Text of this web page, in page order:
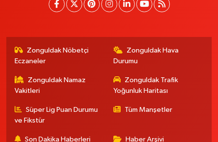
Zonguldak Nöbetçi
Eczaneler
Zonguldak Hava
Durumu
Zonguldak Namaz
Vakitleri
Zonguldak Trafik
Yoğunluk Haritası
Süper Lig Puan Durumu
ve Fikstür
Tüm Manşetler
Son Dakika Haberleri Haber Arşivi